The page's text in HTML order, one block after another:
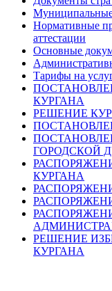
Нормативные
аттестации
Основные
Тарифы на
КУРГАНА
РЕШЕНИЕ
ГОРОДСКОЙ
КУРГАНА
РЕШЕНИЕ
КУРГАНА